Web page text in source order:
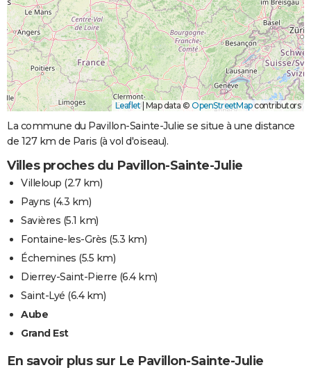
Leaflet Map data © OpenStreetMapcontributors
La commune du Pavillon-Sainte-Julie se situe à une distance
de 127 km de Paris (à vol d'oiseau).
Villes proches du Pavillon-Sainte-Julie
Villeloup (2.7 km)
Payns (4.3 km)
Savières (5.1 km)
Fontaine-les-Grès (5.3 km)
Échemines (5.5 km)
Dierrey-Saint-Pierre (6.4 km)
Saint-Lyé (6.4 km)
Aube
Grand Est
En savoir plus sur Le Pavillon-Sainte-Julie